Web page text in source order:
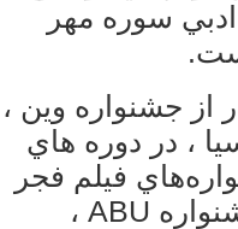
سوره مهر
از جشنواره وين ،
، در دوره هاي
فيلم فجر
، جشنواره فيلم کودکان و نوجوانان ، جشنواره ABU ،